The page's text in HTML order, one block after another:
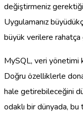
değiştirmeniz
Uygulamanız
büyük verilere
MySQL, veri yönetimi
Doğru özelliklerle
hale getirebileceğini
odaklı bir dünyada, bu